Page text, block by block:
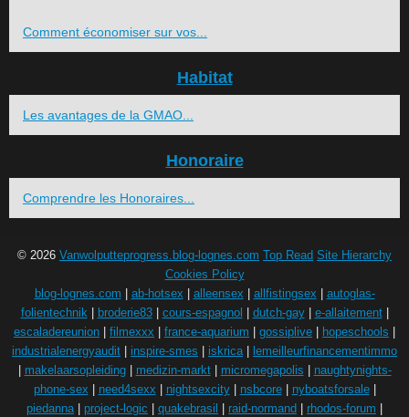
Comment économiser sur vos...
Habitat
Les avantages de la GMAO...
Honoraire
Comprendre les Honoraires...
© 2026 Vanwolputteprogress.blog-lognes.com Top Read Site Hierarchy
Cookies Policy
blog-lognes.com
ab-hotsex alleensex allfistingsex
autoglas-
folientechnik| broderie83| cours-espagnol dutch-gay| e-allaitement|
escaladereunion
filmexxx france-aquarium gossiplive hopeschools
industrialenergyaudit
inspire-smes iskrica|
lemeilleurfinancementimmo
makelaarsopleiding| medizin-markt| micromegapolis
naughtynights-
phone-sex
need4sexx nightsexcity| nsbcore| nyboatsforsale|
piedanna| project-logic quakebrasil raid-normand rhodos-forum